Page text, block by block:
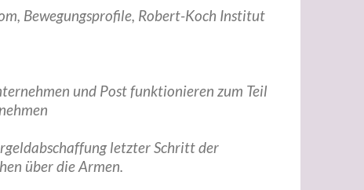
Bewegungsprofile, Robert-Koch Institut
und Post funktionieren zum Teil
letzter Schritt der
über die Armen.